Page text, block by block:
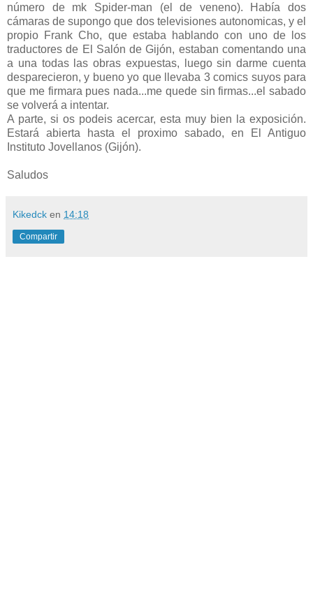
número de mk Spider-man (el de veneno). Había dos
cámaras de supongo que dos televisiones autonomicas, y el
propio Frank Cho, que estaba hablando con uno de los
traductores de El Salón de Gijón, estaban comentando una
a una todas las obras expuestas, luego sin darme cuenta
desparecieron, y bueno yo que llevaba 3 comics suyos para
que me firmara pues nada...me quede sin firmas...el sabado
se volverá a intentar.
A parte, si os podeis acercar, esta muy bien la exposición.
Estará abierta hasta el proximo sabado, en El Antiguo
Instituto Jovellanos (Gijón).
Saludos
Kikedck en 14:18
Compartir